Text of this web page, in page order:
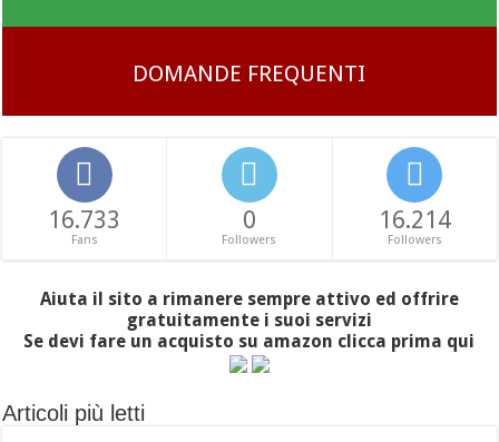
DOMANDE FREQUENTI
16.733
Fans
0
Followers
16.214
Followers
Aiuta il sito a rimanere sempre attivo ed offrire
gratuitamente i suoi servizi
Se devi fare un acquisto su amazon clicca prima qui
Articoli più letti